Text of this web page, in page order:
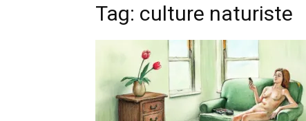
Tag: culture naturiste